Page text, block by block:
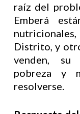
raíz del
Emberá
Distrito, y
venden, su
pobreza y
resolverse.